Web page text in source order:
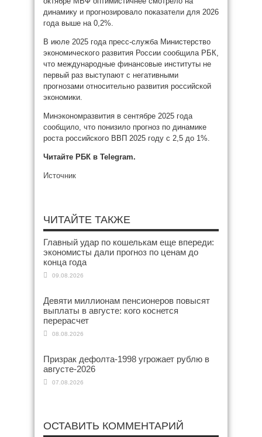
динамику и прогнозировало показатели для 2026
года выше на 0,2%.
В июле 2025 года пресс-служба Министерство
экономического развития России сообщила РБК,
что международные финансовые институты не
первый раз выступают с негативными
прогнозами относительно развития российской
экономики.
Минэкономразвития в сентябре 2025 года
сообщило, что понизило прогноз по динамике
роста российского ВВП 2025 году с 2,5 до 1%.
Читайте РБК в Telegram.
Источник
ЧИТАЙТЕ ТАКЖЕ
Главный удар по кошелькам еще впереди:
экономисты дали прогноз по ценам до
конца года
09.08.2026
Девяти миллионам пенсионеров повысят
выплаты в августе: кого коснется
перерасчет
08.08.2026
Призрак дефолта-1998 угрожает рублю в
августе-2026
07.08.2026
ОСТАВИТЬ КОММЕНТАРИЙ